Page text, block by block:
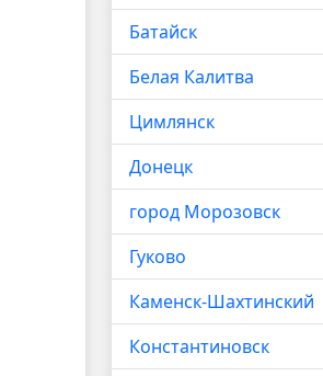
Батайск
Белая Калитва
Цимлянск
Донецк
город Морозовск
Гуково
Каменск-Шахтинский
Константиновск